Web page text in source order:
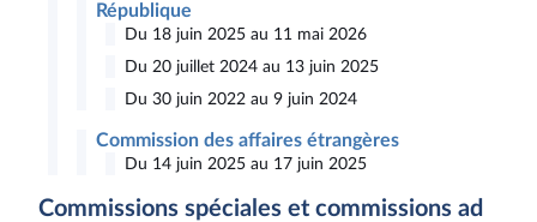
République
Du 18 juin 2025 au 11 mai 2026
Du 20 juillet 2024 au 13 juin 2025
Du 30 juin 2022 au 9 juin 2024
Commission des affaires étrangères
Du 14 juin 2025 au 17 juin 2025
Commissions spéciales et commissions ad